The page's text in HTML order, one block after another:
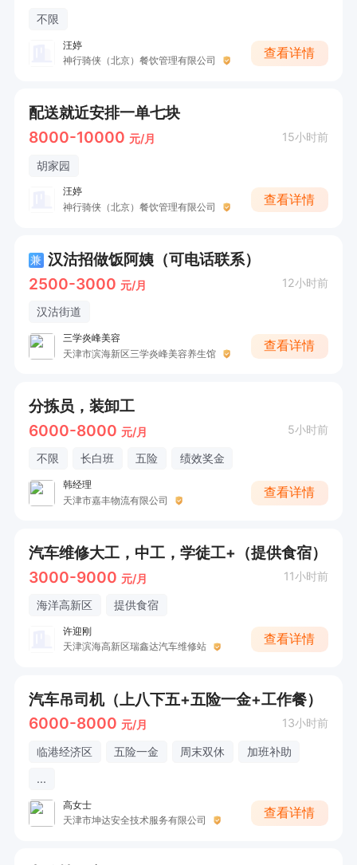
不限
汪婷
神行骑侠（北京）餐饮管理有限公司
查看详情
配送就近安排一单七块
8000-10000 元/月 15小时前
胡家园
汪婷
神行骑侠（北京）餐饮管理有限公司
查看详情
兼 汉沽招做饭阿姨（可电话联系）
2500-3000 元/月 12小时前
汉沽街道
三学炎峰美容
天津市滨海新区三学炎峰美容养生馆
查看详情
分拣员，装卸工
6000-8000 元/月 5小时前
不限 长白班 五险 绩效奖金
韩经理
天津市嘉丰物流有限公司
查看详情
汽车维修大工，中工，学徒工+（提供食宿）
3000-9000 元/月 11小时前
海洋高新区 提供食宿
许迎刚
天津滨海高新区瑞鑫达汽车维修站
查看详情
汽车吊司机（上八下五+五险一金+工作餐）
6000-8000 元/月 13小时前
临港经济区 五险一金 周末双休
加班补助
...
高女士
天津市坤达安全技术服务有限公司
查看详情